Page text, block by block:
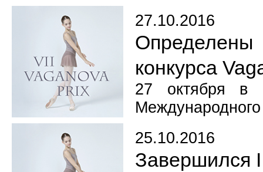
27.10.2016
Определены
конкурса
27 октября в
Международного
25.10.2016
Завершился I